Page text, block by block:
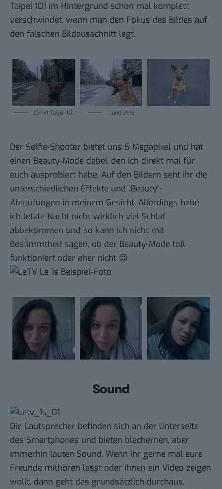
Taipei 101 im Hintergrund schon mal komplett
verschwindet, wenn man den Fokus des Bildes auf
den falschen Bildausschnitt legt.
JD mit Taipei 101 …und ohne
Der Selfie-Shooter bietet uns 5 Megapixel und hat
einen Beauty-Mode dabei, den ich direkt mal für
euch ausprobiert habe. Auf den Bildern seht ihr die
unterschiedlichen Effekte und „Beauty“-
Abstufungen in meinem Gesicht. Allerdings habe
ich letzte Nacht nicht wirklich viel Schlaf
abbekommen und so kann ich nicht mit
Bestimmtheit sagen, ob der Beauty-Mode toll
funktioniert oder eher nicht 😉
Sound
Die Lautsprecher befinden sich an der Unterseite
des Smartphones und bieten blechernen, aber
immerhin lauten Sound. Wenn ihr gerne mal eure
Freunde mithören lasst oder ihnen ein Video zeigen
wollt, dann geht das grundsätzlich durchaus,